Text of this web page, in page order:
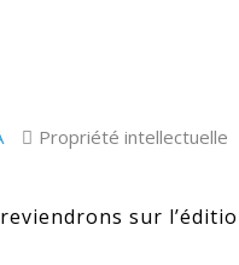
Propriété intellectuelle
sur